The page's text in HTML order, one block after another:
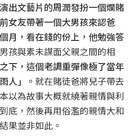
出文藝片的周潤發扮一個爛賭
女友帶著一個大男孩來認爸
月，看在錢的份上，他勉強答
孩與素未謀面父親之間的相
下，這個老調重彈像極了當年
人」。 就在賭徒爸將兒子帶去
以為故事大概就繞著親情與利
底，然後再用俗濫的親情大和
果並非如此。